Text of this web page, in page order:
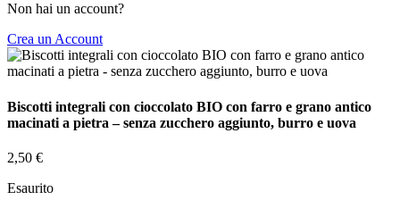
Non hai un account?
Crea un Account
Biscotti integrali con cioccolato BIO con farro e grano antico
macinati a pietra – senza zucchero aggiunto, burro e uova
2,50 €
Esaurito